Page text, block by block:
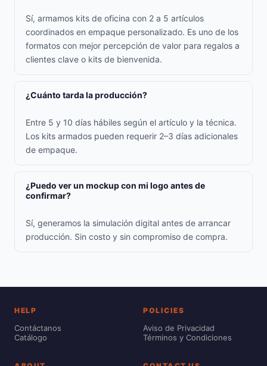
Sí, armamos kits de oficina con 2 a 5 artículos
coordinados en empaque personalizado. Es uno de los
formatos con mejor percepción de valor para regalos a
clientes clave o kits de bienvenida.
¿Cuánto tarda la producción?
Entre 5 y 10 días hábiles según el artículo y la técnica.
Los kits armados pueden requerir 2–3 días adicionales
de empaque.
¿Puedo ver un mockup con mi logo antes de
confirmar?
Sí, generamos la simulación digital antes de arrancar
producción. Sin costo y sin compromiso de compra.
HELP
Contáctanos
Catálogo
POLICIES
Aviso de Privacidad
Términos y Condiciones